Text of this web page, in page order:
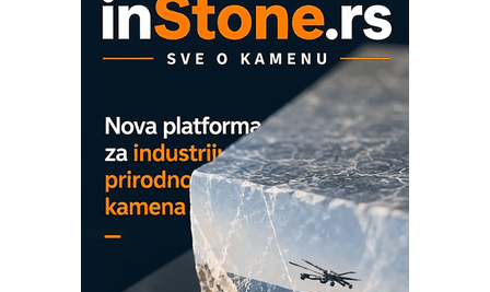
Proizvodnja iC7 Hybrid 1500 VDC
mrežnog pretvarača sa tečnim
hlađenjem